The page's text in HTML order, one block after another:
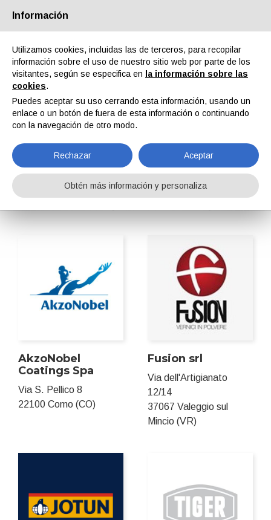
Quiénes somos Socios Contactos Área reservada
Recubrimientos Easy-Clean
ipcmPedia Buscar por categoria
AkzoNobel
Coatings Spa
Via S. Pellico 8
22100 Como (CO)
Fusion srl
Via dell'Artigianato
12/14
37067 Valeggio sul
Mincio (VR)
Información
Utilizamos cookies, incluidas las de terceros, para recopilar
información sobre el uso de nuestro sitio web por parte de los
visitantes, según se especifica en
la información sobre las
cookies.
Puedes aceptar su uso cerrando esta información, usando un
enlace o un botón de fuera de esta información o continuando
con la navegación de otro modo.
Rechazar Aceptar
Obtén más información y personaliza